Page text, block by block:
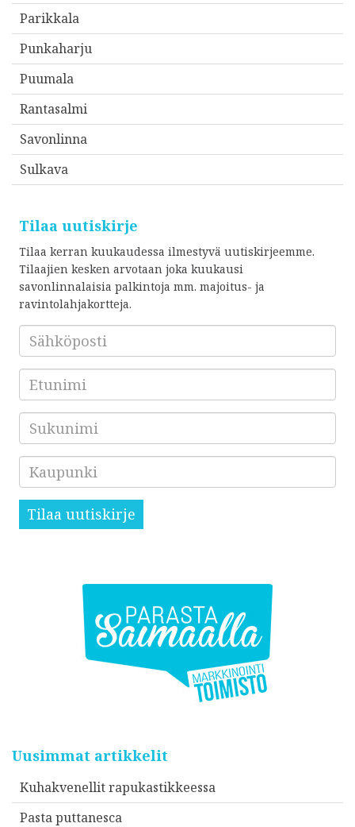
Parikkala
Punkaharju
Puumala
Rantasalmi
Savonlinna
Sulkava
Tilaa uutiskirje
Tilaa kerran kuukaudessa ilmestyvä uutiskirjeemme.
Tilaajien kesken arvotaan joka kuukausi
savonlinnalaisia palkintoja mm. majoitus- ja
ravintolahjakortteja.
Sähköposti
Etunimi
Sukunimi
Kaupunki
Tilaa uutiskirje
Uusimmat artikkelit
Kuhakvenellit rapukastikkeessa
Pasta puttanesca